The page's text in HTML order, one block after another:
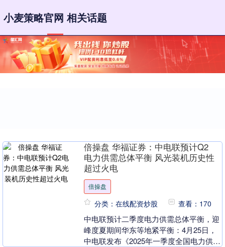
小麦策略官网 相关话题
倍操盘 华福证券：中电联预计Q2
电力供需总体平衡 风光装机历史性
超过火电
倍操盘
分类：在线配资炒股 查看：170
中电联预计二季度电力供需总体平衡，迎
峰度夏期间华东等地紧平衡：4月25日，
中电联发布《2025年一季度全国电力供需